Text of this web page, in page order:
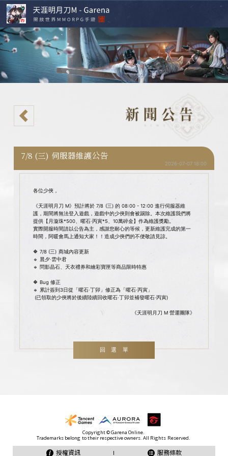
7/8 (三) 伺服器維護公告
2026-07-07 18:00
各位少俠，
《天涯明月刀 M》預計將於 7/8 (三) 的 08:00 - 12:00 進行伺服器維
護，期間將無法登入遊戲，遊戲中的少俠則會被踢除。本次維護我們將
提供【月漩珠*500、曜石·丙寅*5、10萬碎金】作為維護獎勵。
實際開服時間請以公告為主，感謝您耐心的等候，更新維護完成的第一
時間，阿暖會馬上通知大家！！造成少俠們的不便敬請見諒。
🔶 7/8 (三) 商城內容更新
🔹 晨夕·雲中君
🔹 問影晶石、天衣禮券和繪彩寶匣等商品限時特惠
🔶 Bug 修正
🔹 累計簽到3日從「曜石·丁卯」修正為「曜石·丙寅」
(已領取的少俠將於後續陸續回收曜石·丁卯並補發曜石·丙寅)
《天涯明月刀 M 營運團隊》
回選單
授權資訊 服務條款